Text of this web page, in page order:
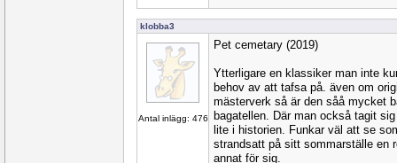
klobba3
Antal inlägg: 476
Pet cemetary (2019)
Ytterligare en klassiker man inte
behov av att tafsa på. även om
mästerverk så är den såå mycket
bagatellen. Där man också tagit
lite i historien. Funkar väl att se
strandsatt på sitt sommarställe en
annat för sig.